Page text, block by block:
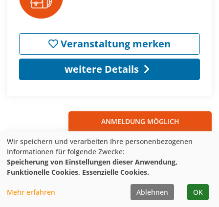
Veranstaltung merken
weitere Details
ANMELDUNG MÖGLICH
Der Fischotter in NRW –
Praxisseminar
Status:
Anmeldung möglich
Wir speichern und verarbeiten Ihre personenbezogenen
Informationen für folgende Zwecke:
Speicherung von Einstellungen dieser Anwendung,
Funktionelle Cookies, Essenzielle Cookies.
Mehr erfahren Ablehnen OK